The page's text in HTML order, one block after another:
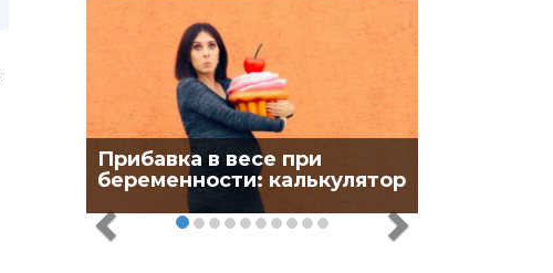
Прибавка в весе при
беременности: калькулятор